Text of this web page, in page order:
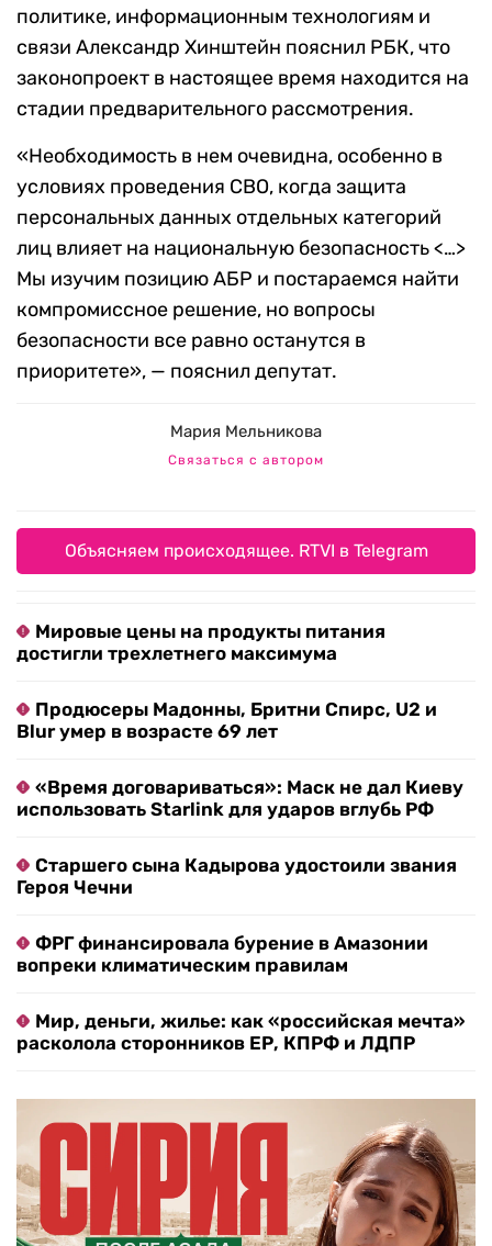
политике, информационным технологиям и
связи Александр Хинштейн пояснил РБК, что
законопроект в настоящее время находится на
стадии предварительного рассмотрения.
«Необходимость в нем очевидна, особенно в
условиях проведения СВО, когда защита
персональных данных отдельных категорий
лиц влияет на национальную безопасность <…>
Мы изучим позицию АБР и постараемся найти
компромиссное решение, но вопросы
безопасности все равно останутся в
приоритете», — пояснил депутат.
Мария Мельникова
Связаться с автором
Объясняем происходящее. RTVI в Telegram
Мировые цены на продукты питания
достигли трехлетнего максимума
Продюсеры Мадонны, Бритни Спирс, U2 и
Blur умер в возрасте 69 лет
«Время договариваться»: Маск не дал Киеву
использовать Starlink для ударов вглубь РФ
Старшего сына Кадырова удостоили звания
Героя Чечни
ФРГ финансировала бурение в Амазонии
вопреки климатическим правилам
Мир, деньги, жилье: как «российская мечта»
расколола сторонников ЕР, КПРФ и ЛДПР